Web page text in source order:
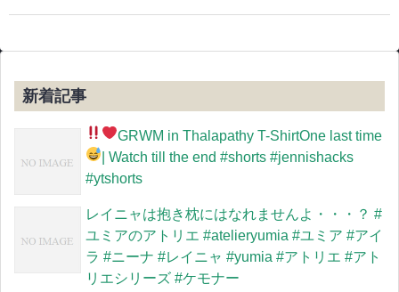
新着記事
GRWM in Thalapathy T-ShirtOne last time
| Watch till the end#shorts #jennishacks
#ytshorts
レイニャは抱き枕にはなれませんよ・・・？ #
ユミアのアトリエ #atelieryumia #ユミア #アイ
ラ #ニーナ #レイニャ #yumia #アトリエ #アト
リエシリーズ #ケモナー